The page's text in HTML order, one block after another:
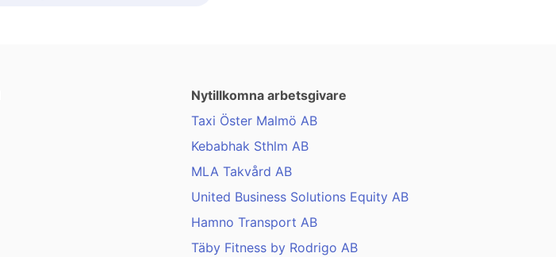
Nytillkomna arbetsgivare
Taxi Öster Malmö AB
Kebabhak Sthlm AB
MLA Takvård AB
United Business Solutions Equity AB
Hamno Transport AB
Täby Fitness by Rodrigo AB